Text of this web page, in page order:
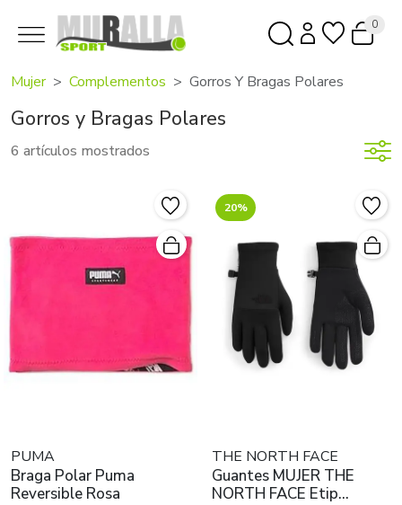
0
Mujer Complementos Gorros Y Bragas Polares
Gorros y Bragas Polares
6 artículos mostrados
PUMA
Braga Polar Puma
Reversible Rosa
20%
THE NORTH FACE
Guantes MUJER THE
NORTH FACE Etip